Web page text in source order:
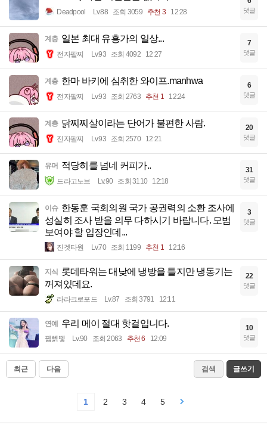
Deadpool Lv.88 조회 3059 추천 3 12:28 댓글
계층 일본 최대 유흥가의 일상...
전자팔찌 Lv.93 조회 4092 12:27
7
댓글
계층 한마 바키에 심취한 와이프.manhwa
전자팔찌 Lv.93 조회 2763 추천 1 12:24
6
댓글
계층 닭찌찌살이라는 단어가 불편한 사람.
전자팔찌 Lv.93 조회 2570 12:21
20
댓글
유머 적당히를 넘네 커피가..
드라고노브 Lv.90 조회 3110 12:18
31
댓글
이슈 한동훈 국회의원 국가 공권력의 소환 조사에
성실히 조사 받을 의무 다하시기 바랍니다. 모범
보여야 할 입장인데...
진겟타원 Lv.70 조회 1199 추천 1 12:16
3
댓글
지식
롯데타워는 대낮에 냉방을 틀지만 냉동기는
꺼져있데요.
라라크로포드 Lv.87 조회 3791 12:11
22
댓글
연예 우리 메이 절대 핫걸입니다.
꿻뻵뗗 Lv.90 조회 2063 추천 6 12:09
10
댓글
최근 다음 검색 글쓰기
1 2 3 4 5